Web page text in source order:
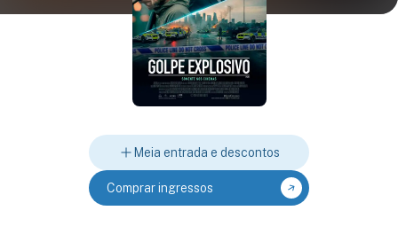
Meia entrada e descontos
Comprar ingressos